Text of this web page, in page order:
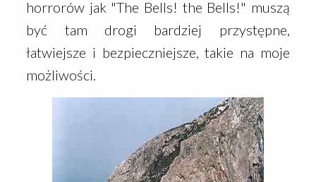
horrorów jak "The Bells! the Bells!" muszą
być tam drogi bardziej przystępne,
łatwiejsze i bezpieczniejsze, takie na moje
możliwości.